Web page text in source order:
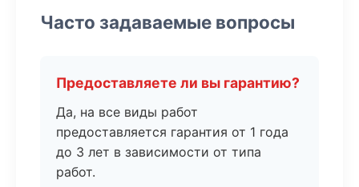
Часто задаваемые вопросы
Предоставляете ли вы гарантию?
Да, на все виды работ
предоставляется гарантия от 1 года
до 3 лет в зависимости от типа
работ.